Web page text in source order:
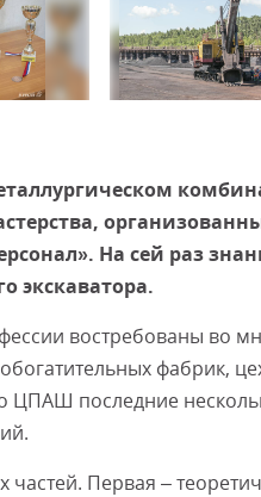
На сей раз
экскаватора.
востребованы во
фабрик,
последние
частей. Первая –